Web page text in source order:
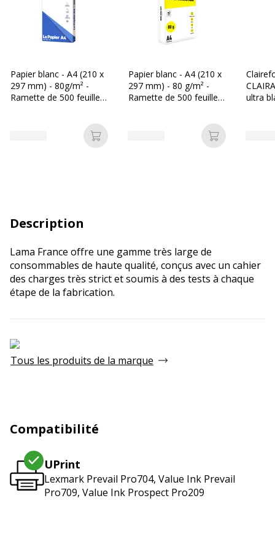
Papier blanc - A4 (210 x
297 mm) - 80g/m² -
Ramette de 500 feuilles
Ajouter au panier
Papier blanc - A4 (210 x
297 mm) - 80 g/m² -
Ramette de 500 feuilles
Ajouter au
ultra
Description
Lama France offre une gamme très large de
consommables de haute qualité, conçus avec un cahier
des charges très strict et soumis à des tests à chaque
étape de la fabrication.
Tous les produits de la marque
Compatibilité
UPrint
Lexmark Prevail Pro704, Value Ink Prevail
Pro709, Value Ink Prospect Pro209